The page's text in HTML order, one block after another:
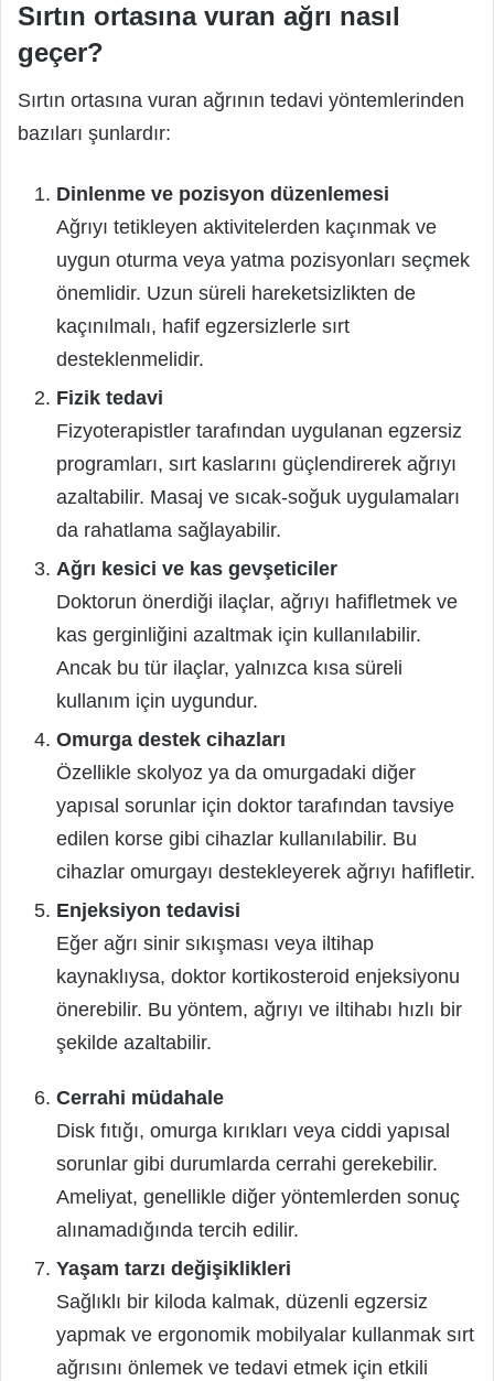
Sırtın ortasına vuran ağrı nasıl
geçer?
Sırtın ortasına vuran ağrının tedavi yöntemlerinden
bazıları şunlardır:
Dinlenme ve pozisyon düzenlemesi
Ağrıyı tetikleyen aktivitelerden kaçınmak ve
uygun oturma veya yatma pozisyonları seçmek
önemlidir. Uzun süreli hareketsizlikten de
kaçınılmalı, hafif egzersizlerle sırt
desteklenmelidir.
Fizik tedavi
Fizyoterapistler tarafından uygulanan egzersiz
programları, sırt kaslarını güçlendirerek ağrıyı
azaltabilir. Masaj ve sıcak-soğuk uygulamaları
da rahatlama sağlayabilir.
Ağrı kesici ve kas gevşeticiler
Doktorun önerdiği ilaçlar, ağrıyı hafifletmek ve
kas gerginliğini azaltmak için kullanılabilir.
Ancak bu tür ilaçlar, yalnızca kısa süreli
kullanım için uygundur.
Omurga destek cihazları
Özellikle skolyoz ya da omurgadaki diğer
yapısal sorunlar için doktor tarafından tavsiye
edilen korse gibi cihazlar kullanılabilir. Bu
cihazlar omurgayı destekleyerek ağrıyı hafifletir.
Enjeksiyon tedavisi
Eğer ağrı sinir sıkışması veya iltihap
kaynaklıysa, doktor kortikosteroid enjeksiyonu
önerebilir. Bu yöntem, ağrıyı ve iltihabı hızlı bir
şekilde azaltabilir.
Cerrahi müdahale
Disk fıtığı, omurga kırıkları veya ciddi yapısal
sorunlar gibi durumlarda cerrahi gerekebilir.
Ameliyat, genellikle diğer yöntemlerden sonuç
alınamadığında tercih edilir.
Yaşam tarzı değişiklikleri
Sağlıklı bir kiloda kalmak, düzenli egzersiz
yapmak ve ergonomik mobilyalar kullanmak sırt
ağrısını önlemek ve tedavi etmek için etkili